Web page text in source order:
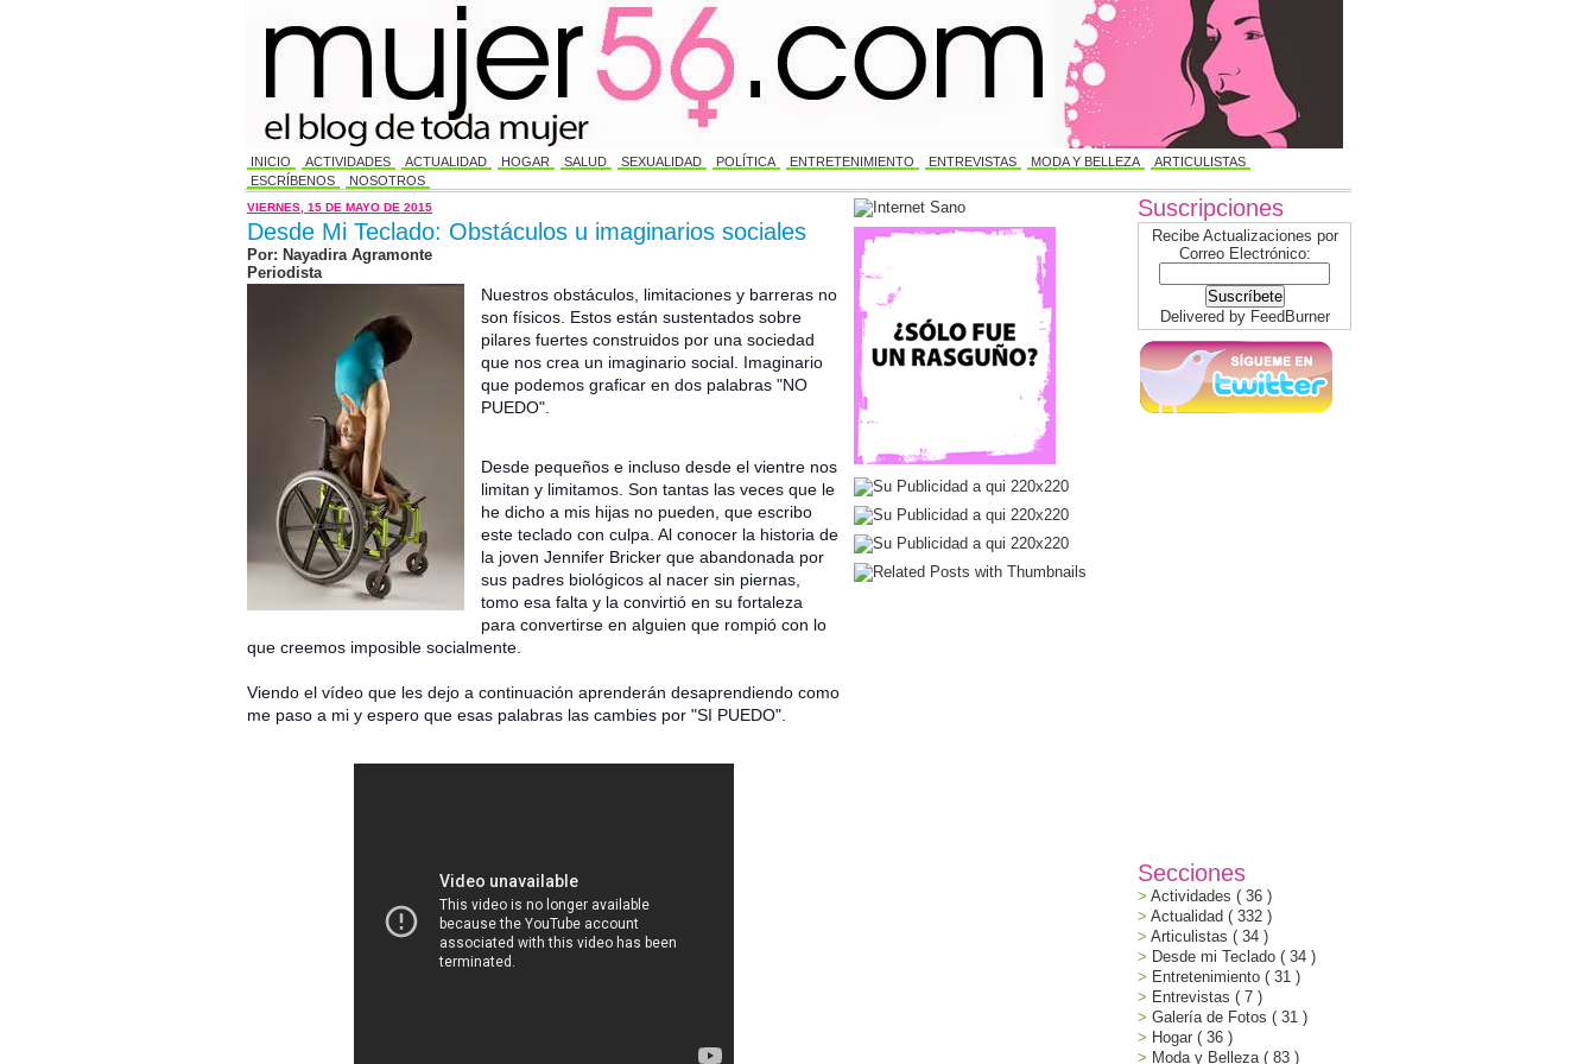
INICIO ACTIVIDADES ACTUALIDAD HOGAR SALUD SEXUALIDAD POLÍTICA ENTRETENIMIENTO ENTREVISTAS MODA Y BELLEZA
ARTICULISTAS
ESCRÍBENOS
NOSOTROS
VIERNES, 15 DE MAYO DE 2015
Desde Mi Teclado: Obstáculos u imaginarios sociales
Por: Nayadira Agramonte
Periodista
Nuestros obstáculos, limitaciones y barreras no
son físicos. Estos están sustentados sobre
pilares fuertes construidos por una sociedad
que nos crea un imaginario social. Imaginario
que podemos graficar en dos palabras "NO
PUEDO".
Desde pequeños e incluso desde el vientre nos
limitan y limitamos. Son tantas las veces que le
he dicho a mis hijas no pueden, que escribo
este teclado con culpa. Al conocer la historia de
la joven Jennifer Bricker que abandonada por
sus padres biológicos al nacer sin piernas,
tomo esa falta y la convirtió en su fortaleza
para convertirse en alguien que rompió con lo
que creemos imposible socialmente.
Viendo el vídeo que les dejo a continuación aprenderán desaprendiendo como
me paso a mi y espero que esas palabras las cambies por "SI PUEDO".
Suscripciones
Recibe Actualizaciones por
Correo Electrónico:
Delivered by FeedBurner
Secciones
Actividades ( 36 )
Actualidad ( 332 )
Articulistas ( 34 )
Desde mi Teclado ( 34 )
Entretenimiento ( 31 )
Entrevistas ( 7 )
Galería de Fotos ( 31 )
Hogar ( 36 )
Moda y Belleza ( 83 )